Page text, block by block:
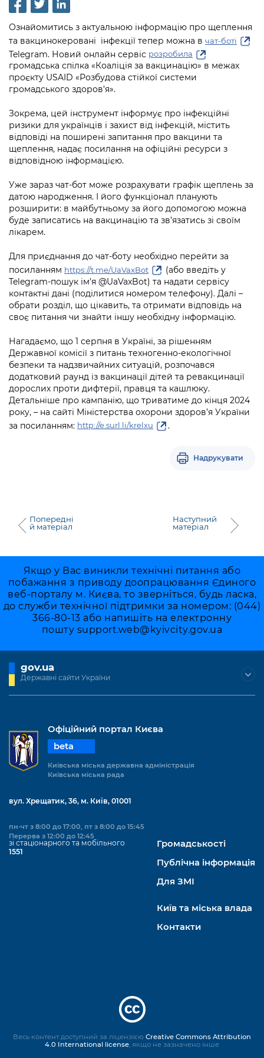
Рішення та розпорядження
Проєкти розпоряджень, що
перебувають на погодженні КМВА
Рішення Київради
Контактна інформація
Графік роботи та прийому громадян
Вакансії
Звернення громадян
Регуляторна діяльність
Підприємства, установи, організації
Kyiv International Relations
Річні звіти
Гендерна політика
Безбар'єрність
Київська міська військова адміністрація
Освіта та навчальні заклади
Дороги, транспорт та парковки
Навколишнє середовище міста
Містобудування та земельні ділянки
Культура, спорт, дозвілля
Бізнес та ліцензування
Фінанси та бюджет
Безпека та правопорядок
Ритуальні послуги
Іноземцям / For foreigners
Пам'ятки культурної спадщини
Портал Захисників та Захисниць
Безбар'єрність
Міський застосунок Київ Цифровий
Важливе під час воєнного стану
Громадська експертиза
Громадський бюджет
Консультації з громадськістю
Громадська рада
Петиції
Відкритий бюджет
Контактний центр
Допомога учасникам АТО
Рада з питань внутрішньо переміщених
осіб при Київській міській військовій
адміністрації
«Ініціатива «Партнерство «Відкритий
Уряд» – місцевий рівень»
Важливе під час воєнного стану
Інформація з обмеженим доступом
Подати запит онлайн
Проекти нормативно-правових та
інших актів
Нормативна база
Питання і відповіді про публічну
інформацію
бездіяльності розпорядників інформації
Звіти про опрацювання запитів на
публічну інформацію
Інформація для споживачів
Про відкриті дані
Портал даних Києва
Медіагалерея
Підписатися на новини та анонси від
КМДА / Subscribe to announcements
from the KCSA
Порядок акредитації медіа /
Подати журналістський запит /
Submitting a media request
Зйомки в лікарнях в умовах воєнного
стану / Rules for media coverage of
hospitals at work under martial law
Контакти для медіа / Contacts for mass
media
Портал Послуг
Ознайомитись з актуальною інформацію про щеплення
та вакцинокеровані інфекції тепер можна в чат-боті
Telegram. Новий онлайн сервіс розробила
громадська спілка «Коаліція за вакцинацію» в межах
проєкту USAID «Розбудова стійкої системи
громадського здоров’я».
Зокрема, цей інструмент інформує про інфекційні
ризики для українців і захист від інфекцій, містить
відповіді на поширені запитання про вакцини та
щеплення, надає посилання на офіційні ресурси з
відповідною інформацією.
Уже зараз чат-бот може розрахувати графік щеплень за
датою народження. І його функціонал планують
розширити: в майбутньому за його допомогою можна
буде записатись на вакцинацію та зв’язатись зі своїм
лікарем.
Для приєднання до чат-боту необхідно перейти за
посиланням https://t.me/UaVaxBot
(або введіть у
Telegram-пошук ім’я @UaVaxBot) та надати сервісу
контактні дані (поділитися номером телефону). Далі –
обрати розділ, що цікавить, та отримати відповідь на
своє питання чи знайти іншу необхідну інформацію.
Нагадаємо, що 1 серпня в Україні, за рішенням
Державної комісії з питань техногенно-екологічної
безпеки та надзвичайних ситуацій, розпочався
додатковий раунд із вакцинації дітей та ревакцинації
дорослих проти дифтерії, правця та кашлюку.
Детальніше про кампанію, що триватиме до кінця 2024
року, – на сайті Міністерства охорони здоров’я України
за посиланням: http://e.surl.li/krelxu .
Надрукувати
Попередні
й матеріал
Наступний
матеріал
Якщо у Вас виникли технічні питання або
побажання з приводу доопрацювання Єдиного
веб-порталу м. Києва, то зверніться, будь ласка,
до служби технічної підтримки за номером: (044)
366-80-13 або напишіть на електронну
пошту support.web@kyivcity.gov.ua
gov.ua
Державні сайти України
Офіційний портал Києва
beta
Київська міська державна адміністрація
Київська міська рада
вул. Хрещатик, 36, м. Київ, 01001
пн-чт з 8:00 до 17:00, пт з 8:00 до 15:45
Перерва з 12:00 до 12:45
зі стаціонарного та мобільного
1551
Громадськості
Публічна інформація
Для ЗМІ
Київ та міська влада
Контакти
Весь контент доступний за ліцензією Creative Commons Attribution
4.0 International license, якщо не зазначено інше